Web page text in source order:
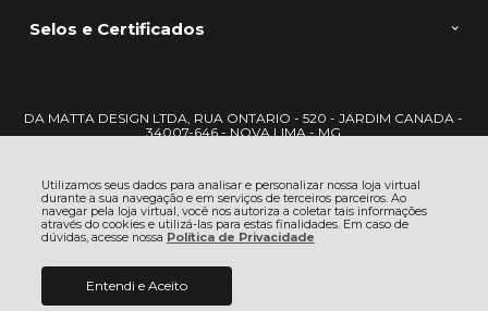
Utilizamos seus dados para analisar e personalizar nossa loja virtual
durante a sua navegação e em serviços de terceiros parceiros. Ao
navegar pela loja virtual, você nos autoriza a coletar tais informações
através do cookies e utilizá-las para estas finalidades. Em caso de
dúvidas, acesse nossa Política de Privacidade
Entendi e Aceito
Selos e Certificados
DA MATTA DESIGN LTDA, RUA ONTARIO - 520 - JARDIM CANADA -
34007-646 - NOVA LIMA - MG